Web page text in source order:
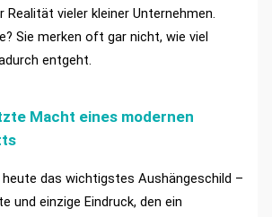
Realität vieler kleiner Unternehmen.
Sie merken oft gar nicht, wie viel
entgeht.
Macht eines modernen
das wichtigstes Aushängeschild –
und einzige Eindruck, den ein